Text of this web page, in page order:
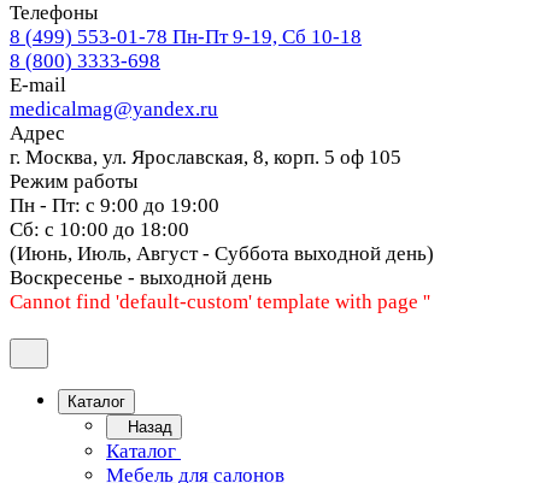
Телефоны
8 (499) 553-01-78 Пн-Пт 9-19, Сб 10-18
8 (800) 3333-698
E-mail
medicalmag@yandex.ru
Адрес
г. Москва, ул. Ярославская, 8, корп. 5 оф 105
Режим работы
Пн - Пт: с 9:00 до 19:00
Сб: с 10:00 до 18:00
(Июнь, Июль, Август - Суббота выходной день)
Воскресенье - выходной день
Cannot find 'default-custom' template with page ''
Каталог
Назад
Каталог
Мебель для салонов